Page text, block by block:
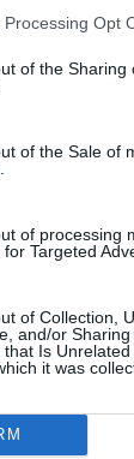
Opt
of the Sharing
of the Sale of
of processing
Targeted
of Collection,
and/or
that Is
it was
–
Tímea
–